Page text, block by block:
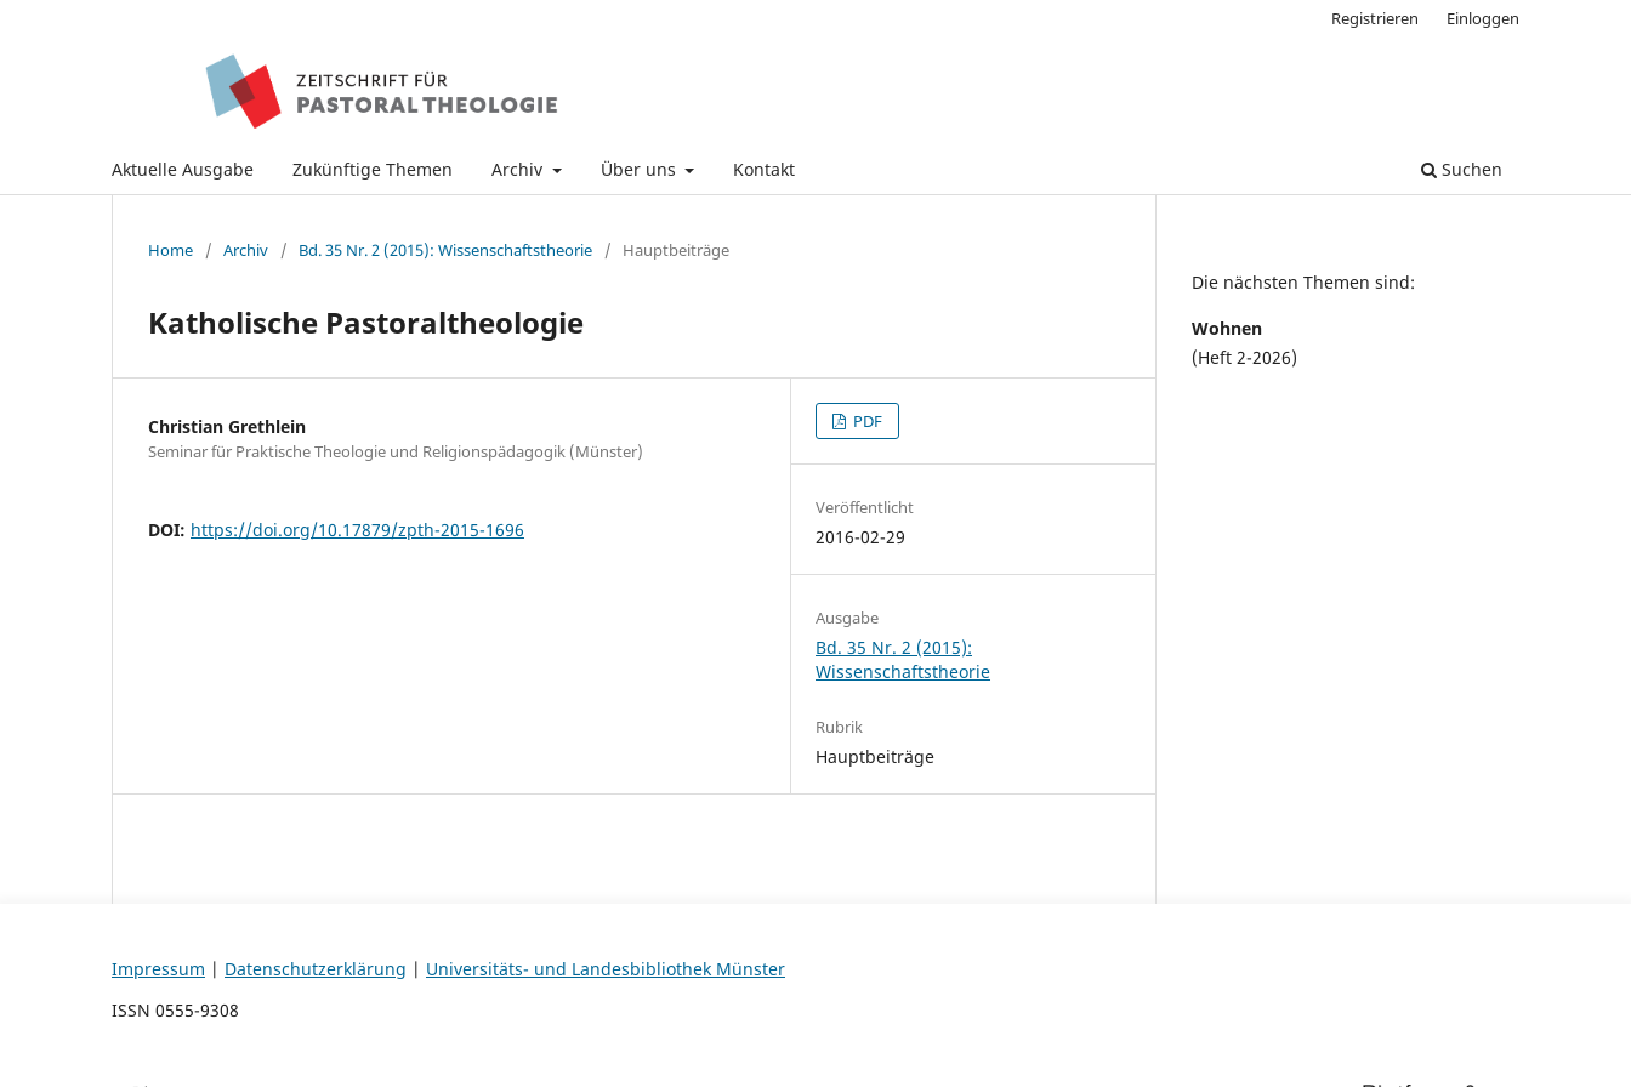
Aktuelle Ausgabe Zukünftige Themen Archiv Über uns Kontakt Suchen
Registrieren Einloggen
Home / Archiv / Bd. 35 Nr. 2 (2015): Wissenschaftstheorie / Hauptbeiträge
Katholische Pastoraltheologie
Christian Grethlein
Seminar für Praktische Theologie und Religionspädagogik (Münster)
DOI: https://doi.org/10.17879/zpth-2015-1696
PDF
Veröffentlicht
2016-02-29
Ausgabe
Bd. 35 Nr. 2 (2015):
Wissenschaftstheorie
Rubrik
Hauptbeiträge
Die nächsten Themen sind:
Wohnen
(Heft 2-2026)
Impressum | Datenschutzerklärung | Universitäts- und Landesbibliothek Münster
ISSN 0555-9308